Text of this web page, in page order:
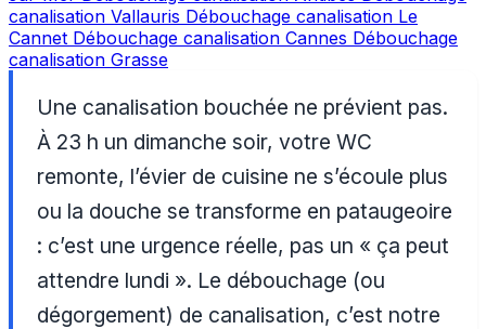
canalisation Vallauris Débouchage canalisation Le
Cannet Débouchage canalisation Cannes Débouchage
canalisation Grasse
Une canalisation bouchée ne prévient pas.
À 23 h un dimanche soir, votre WC
remonte, l’évier de cuisine ne s’écoule plus
ou la douche se transforme en pataugeoire
: c’est une urgence réelle, pas un « ça peut
attendre lundi ». Le débouchage (ou
dégorgement) de canalisation, c’est notre